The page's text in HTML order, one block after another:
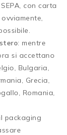
con carta
: mentre
si accettano
Bulgaria,
Grecia,
Romania,
packaging